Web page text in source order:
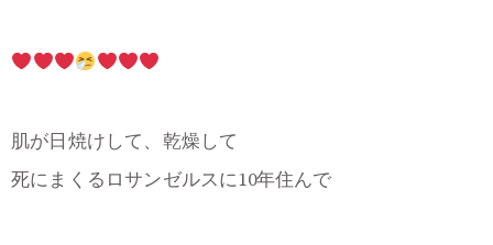
肌が日焼けして、乾燥して
死にまくるロサンゼルスに10年住んで